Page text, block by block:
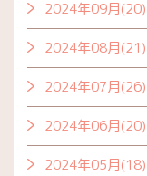
2024年09月(20)
2024年08月(21)
2024年07月(26)
2024年06月(20)
2024年05月(18)